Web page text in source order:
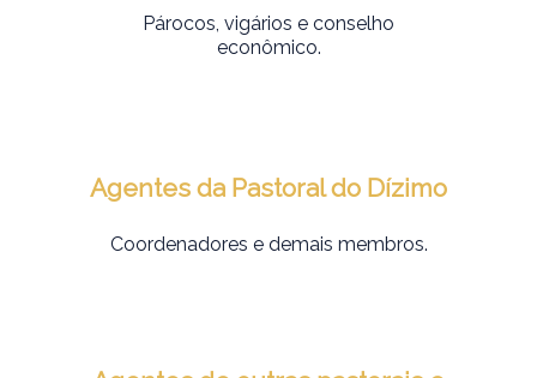
Párocos, vigários e conselho
econômico.
Agentes da Pastoral do Dízimo
Coordenadores e demais membros.